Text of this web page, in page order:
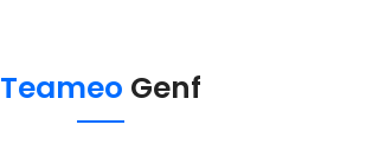
Teameo Genf